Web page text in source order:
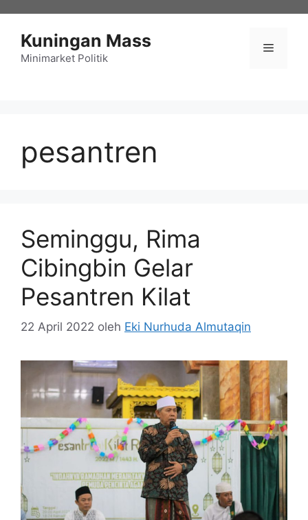
Kuningan Mass
Minimarket Politik
Menu
pesantren
Seminggu, Rima
Cibingbin Gelar
Pesantren Kilat
22 April 2022 oleh Eki Nurhuda Almutaqin